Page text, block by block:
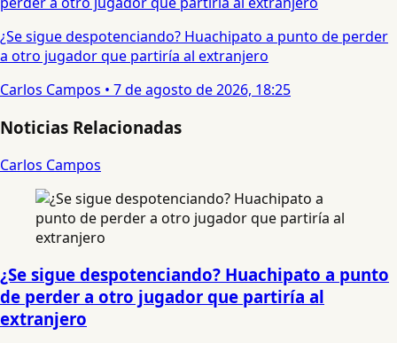
¿Se sigue despotenciando? Huachipato a punto de perder
a otro jugador que partiría al extranjero
Carlos Campos • 7 de agosto de 2026, 18:25
Noticias Relacionadas
Carlos Campos
¿Se sigue despotenciando? Huachipato a punto
de perder a otro jugador que partiría al
extranjero